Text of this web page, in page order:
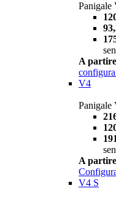
Panigale
A
V4
Panigale
A
V4 S